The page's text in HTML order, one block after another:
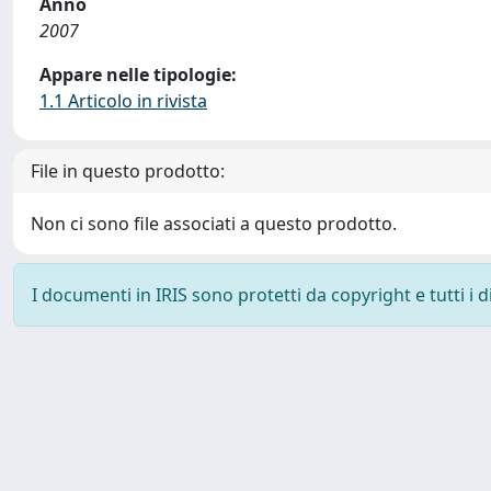
2007
Appare nelle tipologie:
1.1 Articolo in rivista
File in questo prodotto:
Non ci sono file associati a questo prodotto.
I documenti in IRIS sono protetti da copyright e tutti i